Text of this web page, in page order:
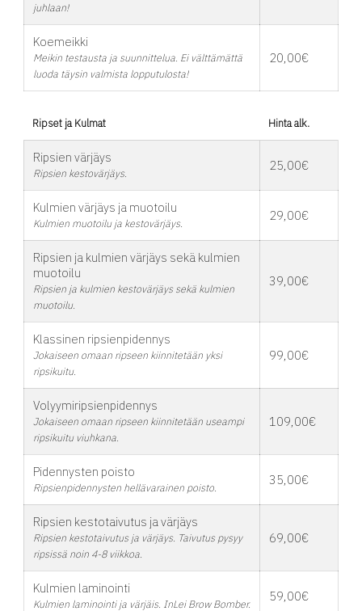
juhlaan!
Koemeikki
Meikin testausta ja suunnittelua. Ei välttämättä
luoda täysin valmista lopputulosta!
20,00€
Ripset ja Kulmat Hinta alk.
Ripsien värjäys
Ripsien kestovärjäys. 25,00€
Kulmien värjäys ja muotoilu
Kulmien muotoilu ja kestovärjäys. 29,00€
Ripsien ja kulmien värjäys sekä kulmien
muotoilu
Ripsien ja kulmien kestovärjäys sekä kulmien
muotoilu.
39,00€
Klassinen ripsienpidennys
Jokaiseen omaan ripseen kiinnitetään yksi
ripsikuitu.
99,00€
Volyymiripsienpidennys
Jokaiseen omaan ripseen kiinnitetään useampi
ripsikuitu viuhkana.
109,00€
Pidennysten poisto
Ripsienpidennysten hellävarainen poisto. 35,00€
Ripsien kestotaivutus ja värjäys
Ripsien kestotaivutus ja värjäys. Taivutus pysyy
ripsissä noin 4-8 viikkoa.
69,00€
Kulmien laminointi
Kulmien laminointi ja värjäis. InLei Brow Bomber. 59,00€